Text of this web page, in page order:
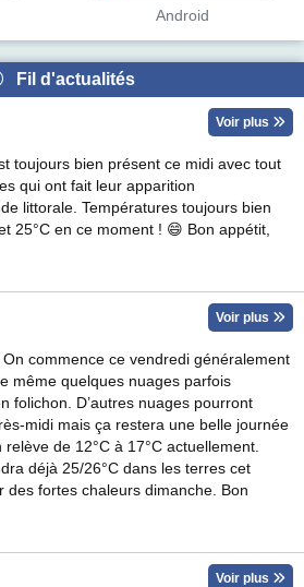
Android
Fil d'actualités
Voir plus
toujours bien présent ce midi avec tout
qui ont fait leur apparition
littorale. Températures toujours bien
25°C en ce moment ! 😄 Bon appétit,
Voir plus
commence ce vendredi généralement
même quelques nuages parfois
folichon. D’autres nuages pourront
midi mais ça restera une belle journée
de 12°C à 17°C actuellement.
déjà 25/26°C dans les terres cet
des fortes chaleurs dimanche. Bon
Voir plus